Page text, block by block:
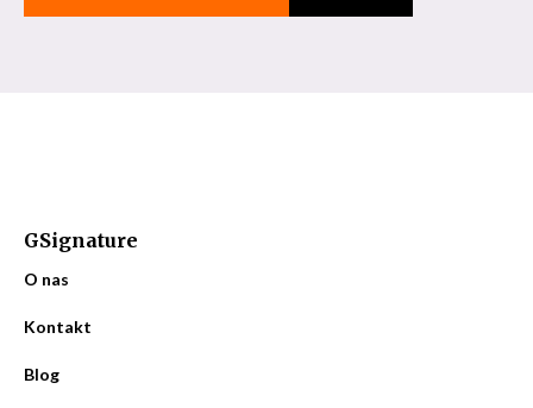
GSignature
O nas
Kontakt
Blog